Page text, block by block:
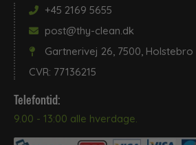
+45 2169 5655
post@thy-clean.dk
Gartnerivej 26, 7500, Holstebro
CVR: 77136215
Telefontid:
9.00 - 13:00 alle hverdage.